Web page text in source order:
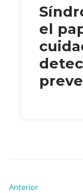
el
Anterior